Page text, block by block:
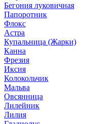
Бегония луковичная
Папоротник
Флокс
Астра
Купальница (Жарки)
Канна
Фрезия
Иксия
Колокольчик
Мальва
Овсянница
Лилейник
Лилия